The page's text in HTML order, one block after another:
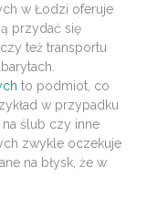
w Łodzi oferuje
przydać się
też transportu
to podmiot, co
w przypadku
ślub czy inne
zwykle oczekuje
na błysk, że w